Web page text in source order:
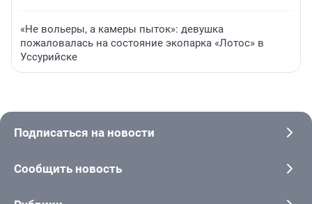
«Не вольеры, а камеры пыток»: девушка
пожаловалась на состояние экопарка «Лотос» в
Уссурийске
Подписаться на новости
Сообщить новость